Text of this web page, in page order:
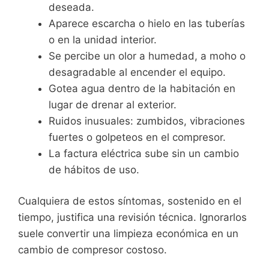
deseada.
Aparece escarcha o hielo en las tuberías
o en la unidad interior.
Se percibe un olor a humedad, a moho o
desagradable al encender el equipo.
Gotea agua dentro de la habitación en
lugar de drenar al exterior.
Ruidos inusuales: zumbidos, vibraciones
fuertes o golpeteos en el compresor.
La factura eléctrica sube sin un cambio
de hábitos de uso.
Cualquiera de estos síntomas, sostenido en el
tiempo, justifica una revisión técnica. Ignorarlos
suele convertir una limpieza económica en un
cambio de compresor costoso.